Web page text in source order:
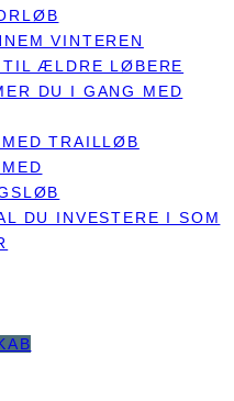
VINTEREN
TIL ÆLDRE LØBERE
DU I GANG MED
TRAILLØB
DU INVESTERE I SOM